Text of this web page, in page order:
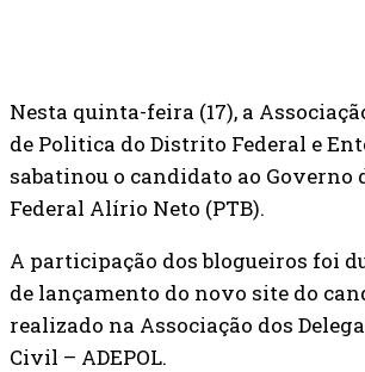
Nesta quinta-feira (17), a
de Politica do Distrito Federal e
sabatinou o candidato ao Governo
Federal Alírio Neto (PTB).
A participação dos blogueiros foi
de lançamento do novo site do
realizado na Associação dos
Civil – ADEPOL.